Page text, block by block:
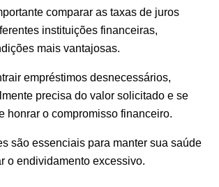
comparar as taxas de juros
instituições financeiras,
mais vantajosas.
empréstimos desnecessários,
precisa do valor solicitado e se
honrar o compromisso financeiro.
são essenciais para manter sua saúde
o endividamento excessivo.